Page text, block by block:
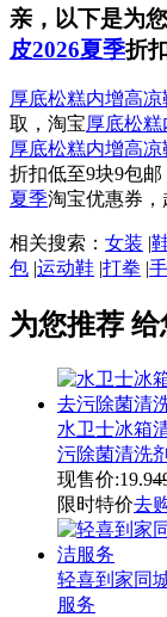
亲，以下是为
皮2026夏季折
厚底松糕内增高
取，淘宝厚底松糕
厚底松糕内增高
折扣低至9块9包邮
夏季淘宝优惠券
相关搜索： 女装 |
包 |运动鞋 |打拳 |
为您推荐 给
水卫士冰箱
污除菌清洗剂
现售价:19.9
限时特价去
轻喜到家同
服务